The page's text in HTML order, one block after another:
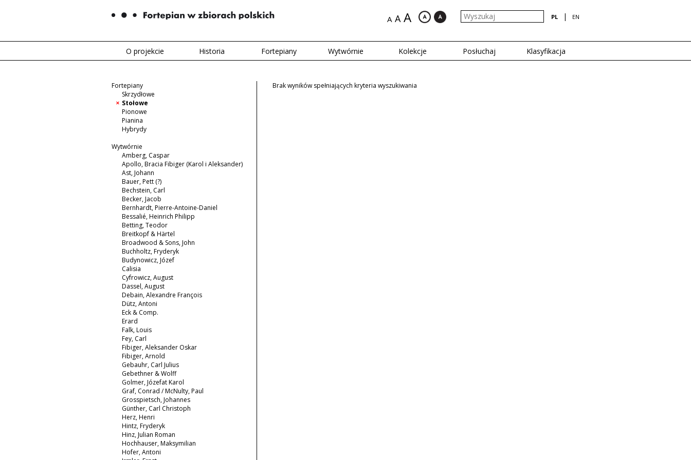
A A A PL | EN
O projekcie Historia Fortepiany Wytwórnie Kolekcje Posłuchaj Klasyfikacja
Fortepiany
Skrzydłowe
Stołowe
Pionowe
Pianina
Hybrydy
Wytwórnie
Amberg, Caspar
Apollo, Bracia Fibiger (Karol i Aleksander)
Ast, Johann
Bauer, Pett (?)
Bechstein, Carl
Becker, Jacob
Bernhardt, Pierre-Antoine-Daniel
Bessalié, Heinrich Philipp
Betting, Teodor
Breitkopf & Härtel
Broadwood & Sons, John
Buchholtz, Fryderyk
Budynowicz, Józef
Calisia
Cyfrowicz, August
Dassel, August
Debain, Alexandre François
Dütz, Antoni
Eck & Comp.
Erard
Falk, Louis
Fey, Carl
Fibiger, Aleksander Oskar
Fibiger, Arnold
Gebauhr, Carl Julius
Gebethner & Wolff
Golmer, Józefat Karol
Graf, Conrad / McNulty, Paul
Grosspietsch, Johannes
Günther, Carl Christoph
Herz, Henri
Hintz, Fryderyk
Hinz, Julian Roman
Hochhauser, Maksymilian
Hofer, Antoni
Brak wyników spełniających kryteria wyszukiwania